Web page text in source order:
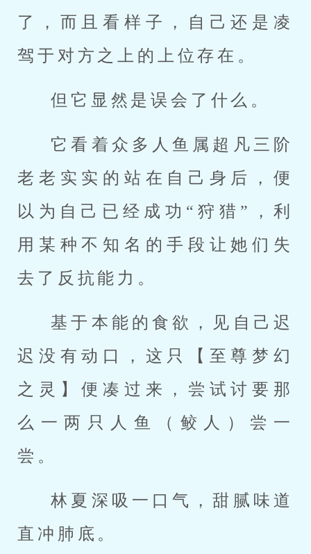
了，而且看样子，自己还是凌
驾于对方之上的上位存在。
但它显然是误会了什么。
它看着众多人鱼属超凡三阶
老老实实的站在自己身后，便
以为自己已经成功“狩猎”，利
用某种不知名的手段让她们失
去了反抗能力。
基于本能的食欲，见自己迟
迟没有动口，这只【至尊梦幻
之灵】便凑过来，尝试讨要那
么一两只人鱼（鲛人）尝一
尝。
林夏深吸一口气，甜腻味道
直冲肺底。